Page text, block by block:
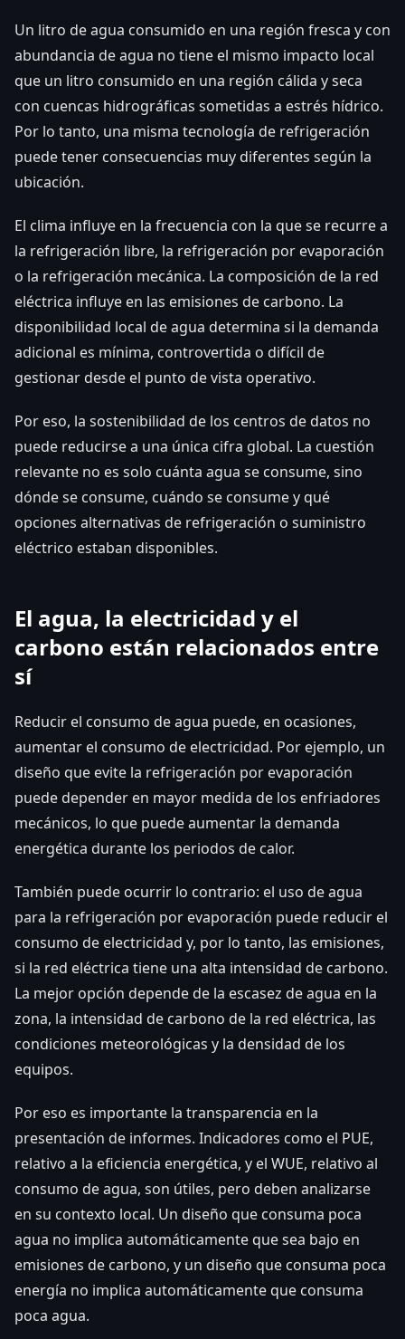
Un litro de agua consumido en una región fresca y con
abundancia de agua no tiene el mismo impacto local
que un litro consumido en una región cálida y seca
con cuencas hidrográficas sometidas a estrés hídrico.
Por lo tanto, una misma tecnología de refrigeración
puede tener consecuencias muy diferentes según la
ubicación.
El clima influye en la frecuencia con la que se recurre a
la refrigeración libre, la refrigeración por evaporación
o la refrigeración mecánica. La composición de la red
eléctrica influye en las emisiones de carbono. La
disponibilidad local de agua determina si la demanda
adicional es mínima, controvertida o difícil de
gestionar desde el punto de vista operativo.
Por eso, la sostenibilidad de los centros de datos no
puede reducirse a una única cifra global. La cuestión
relevante no es solo cuánta agua se consume, sino
dónde se consume, cuándo se consume y qué
opciones alternativas de refrigeración o suministro
eléctrico estaban disponibles.
El agua, la electricidad y el
carbono están relacionados entre
sí
Reducir el consumo de agua puede, en ocasiones,
aumentar el consumo de electricidad. Por ejemplo, un
diseño que evite la refrigeración por evaporación
puede depender en mayor medida de los enfriadores
mecánicos, lo que puede aumentar la demanda
energética durante los periodos de calor.
También puede ocurrir lo contrario: el uso de agua
para la refrigeración por evaporación puede reducir el
consumo de electricidad y, por lo tanto, las emisiones,
si la red eléctrica tiene una alta intensidad de carbono.
La mejor opción depende de la escasez de agua en la
zona, la intensidad de carbono de la red eléctrica, las
condiciones meteorológicas y la densidad de los
equipos.
Por eso es importante la transparencia en la
presentación de informes. Indicadores como el PUE,
relativo a la eficiencia energética, y el WUE, relativo al
consumo de agua, son útiles, pero deben analizarse
en su contexto local. Un diseño que consuma poca
agua no implica automáticamente que sea bajo en
emisiones de carbono, y un diseño que consuma poca
energía no implica automáticamente que consuma
poca agua.